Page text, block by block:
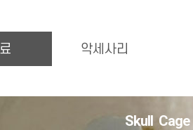
악세사리
Skull Cage